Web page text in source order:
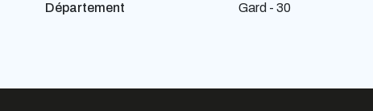
Département Gard - 30